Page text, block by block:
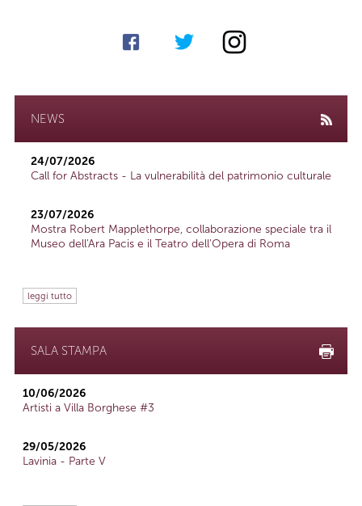
NEWS
24/07/2026
Call for Abstracts - La vulnerabilità del patrimonio culturale
23/07/2026
Mostra Robert Mapplethorpe, collaborazione speciale tra il
Museo dell'Ara Pacis e il Teatro dell'Opera di Roma
leggi tutto
SALA STAMPA
10/06/2026
Artisti a Villa Borghese #3
29/05/2026
Lavinia - Parte V